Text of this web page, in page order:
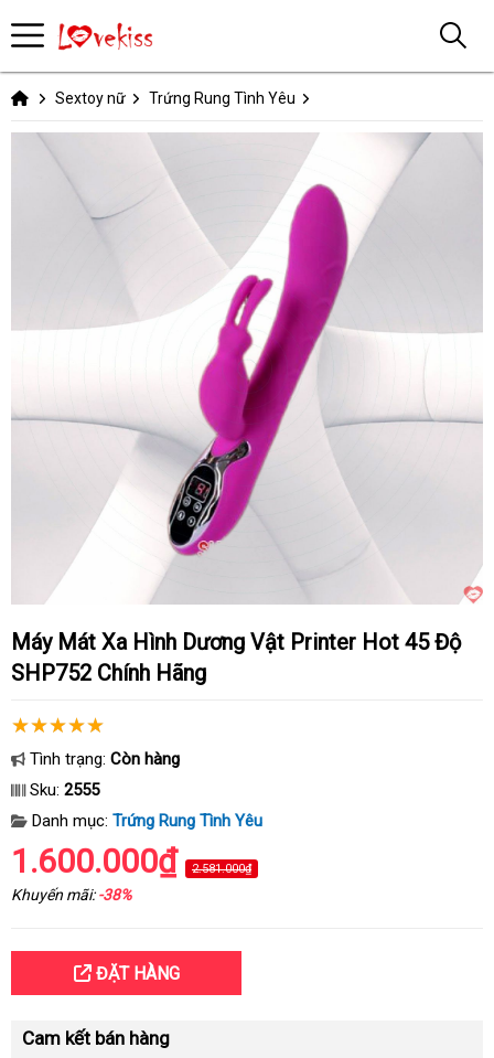
Sextoy nữ Trứng Rung Tình Yêu
Máy Mát Xa Hình Dương Vật Printer Hot 45 Độ
SHP752 Chính Hãng
Tình trạng: Còn hàng
Sku: 2555
Danh mục: Trứng Rung Tình Yêu
1.600.000₫ 2.581.000₫
Khuyến mãi:-38%
ĐẶT HÀNG
Cam kết bán hàng